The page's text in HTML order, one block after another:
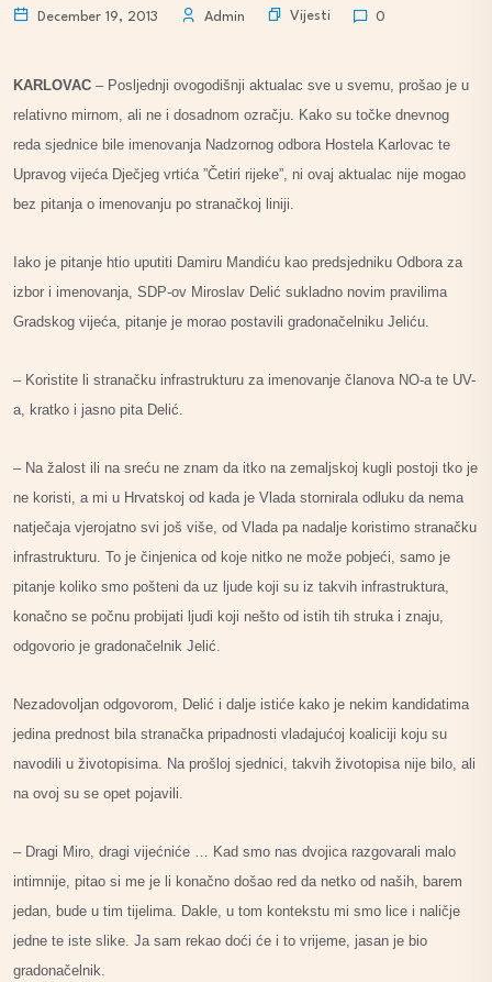
December 19, 2013 Admin Vijesti 0
KARLOVAC – Posljednji ovogodišnji aktualac sve u svemu, prošao je u
relativno mirnom, ali ne i dosadnom ozračju. Kako su točke dnevnog
reda sjednice bile imenovanja Nadzornog odbora Hostela Karlovac te
Upravog vijeća Dječjeg vrtića ”Četiri rijeke”, ni ovaj aktualac nije mogao
bez pitanja o imenovanju po stranačkoj liniji.
Iako je pitanje htio uputiti Damiru Mandiću kao predsjedniku Odbora za
izbor i imenovanja, SDP-ov Miroslav Delić sukladno novim pravilima
Gradskog vijeća, pitanje je morao postavili gradonačelniku Jeliću.
– Koristite li stranačku infrastrukturu za imenovanje članova NO-a te UV-
a, kratko i jasno pita Delić.
– Na žalost ili na sreću ne znam da itko na zemaljskoj kugli postoji tko je
ne koristi, a mi u Hrvatskoj od kada je Vlada stornirala odluku da nema
natječaja vjerojatno svi još više, od Vlada pa nadalje koristimo stranačku
infrastrukturu. To je činjenica od koje nitko ne može pobjeći, samo je
pitanje koliko smo pošteni da uz ljude koji su iz takvih infrastruktura,
konačno se počnu probijati ljudi koji nešto od istih tih struka i znaju,
odgovorio je gradonačelnik Jelić.
Nezadovoljan odgovorom, Delić i dalje istiće kako je nekim kandidatima
jedina prednost bila stranačka pripadnosti vladajućoj koaliciji koju su
navodili u životopisima. Na prošloj sjednici, takvih životopisa nije bilo, ali
na ovoj su se opet pojavili.
– Dragi Miro, dragi vijećniće … Kad smo nas dvojica razgovarali malo
intimnije, pitao si me je li konačno došao red da netko od naših, barem
jedan, bude u tim tijelima. Dakle, u tom kontekstu mi smo lice i naličje
jedne te iste slike. Ja sam rekao doći će i to vrijeme, jasan je bio
gradonačelnik.